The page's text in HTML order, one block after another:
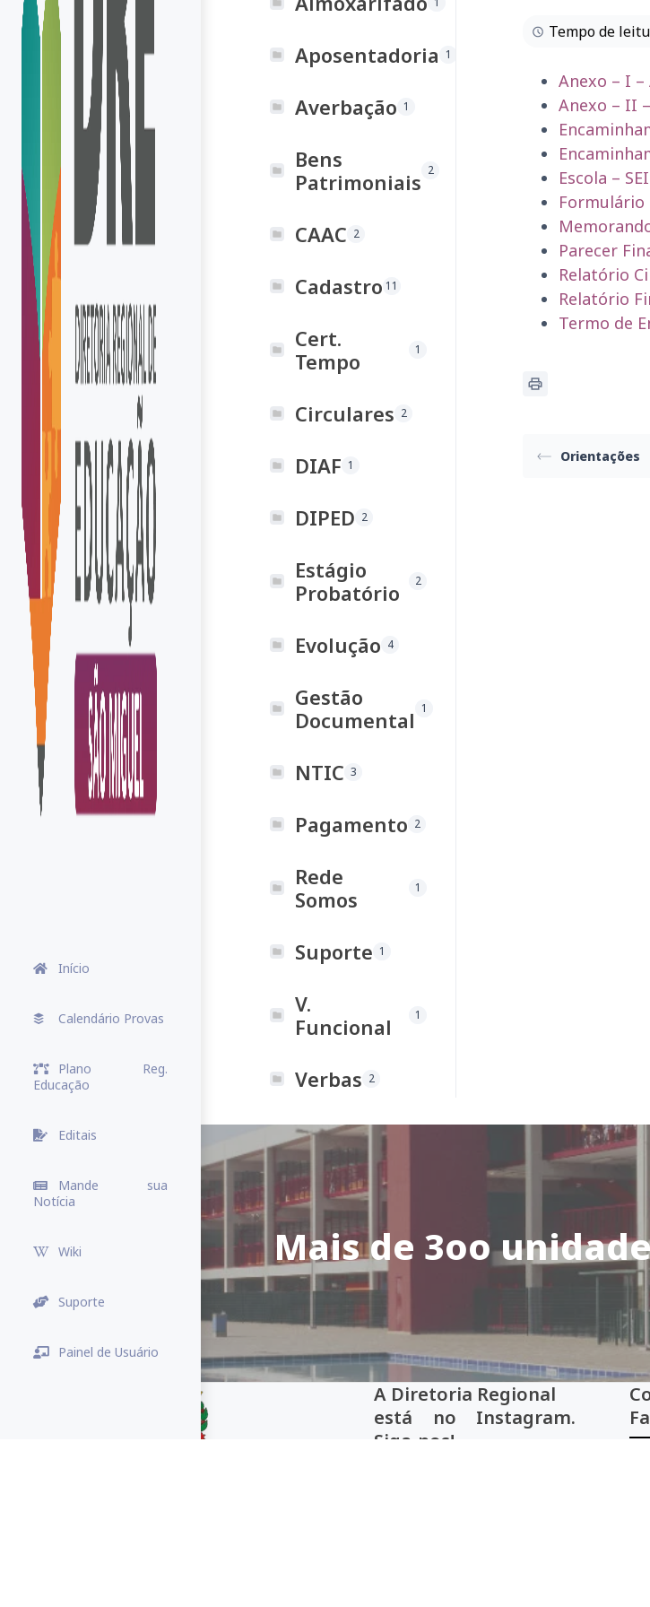
Início
Calendário Provas
Plano Reg.
Educação
Editais
Mande sua
Notícia
Wiki
Suporte
Painel de Usuário
Aposentadoria 1
Averbação 1
Bens
Patrimoniais 2
CAAC 2
Cadastro 11
Cert.
Tempo
1
Circulares 2
DIAF 1
DIPED 2
Estágio
Probatório
2
Evolução 4
Gestão
Documental 1
NTIC 3
Pagamento 2
Rede
Somos
1
Suporte 1
V.
Funcional
1
Verbas 2
Tempo de
Anexo – I –
Anexo – II
Escola –
Formulário
Parecer
Relatório
Relatório
Termo de
Orientações
Mais de 3oo
A Diretoria Regional
está no Instagram.
Siga-nos!